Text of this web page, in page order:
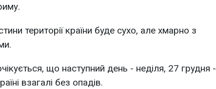
території країни буде сухо, але хмарно з
що наступний день - неділя, 27 грудня -
взагалі без опадів.